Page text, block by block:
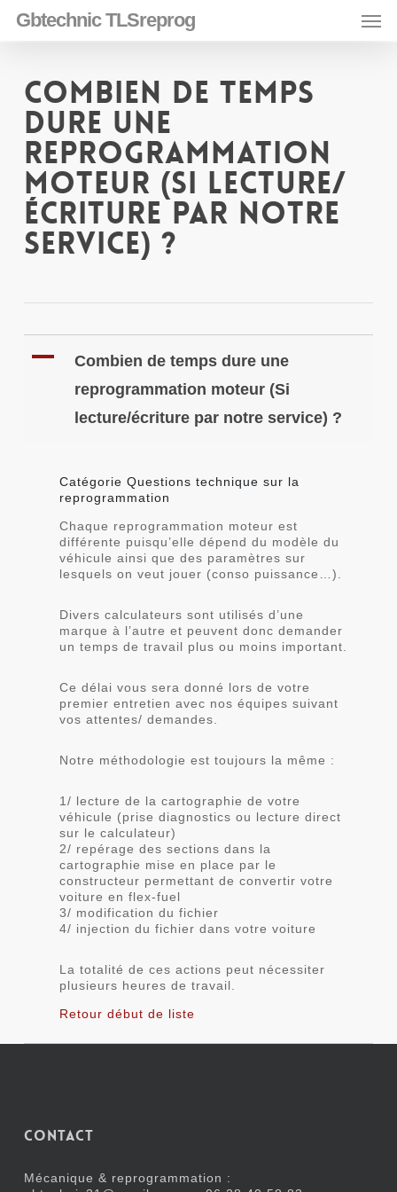
Gbtechnic TLSreprog
Combien de temps
dure une
reprogrammation
moteur (Si lecture/
écriture par notre
service) ?
A
Combien de temps dure une
reprogrammation moteur (Si
lecture/écriture par notre service) ?
Catégorie Questions technique sur la
reprogrammation
Chaque reprogrammation moteur est
différente puisqu’elle dépend du modèle du
véhicule ainsi que des paramètres sur
lesquels on veut jouer (conso puissance…).
Divers calculateurs sont utilisés d’une
marque à l’autre et peuvent donc demander
un temps de travail plus ou moins important.
Ce délai vous sera donné lors de votre
premier entretien avec nos équipes suivant
vos attentes/ demandes.
Notre méthodologie est toujours la même :
1/ lecture de la cartographie de votre
véhicule (prise diagnostics ou lecture direct
sur le calculateur)
2/ repérage des sections dans la
cartographie mise en place par le
constructeur permettant de convertir votre
voiture en flex-fuel
3/ modification du fichier
4/ injection du fichier dans votre voiture
La totalité de ces actions peut nécessiter
plusieurs heures de travail.
Retour début de liste
Contact
Mécanique & reprogrammation :